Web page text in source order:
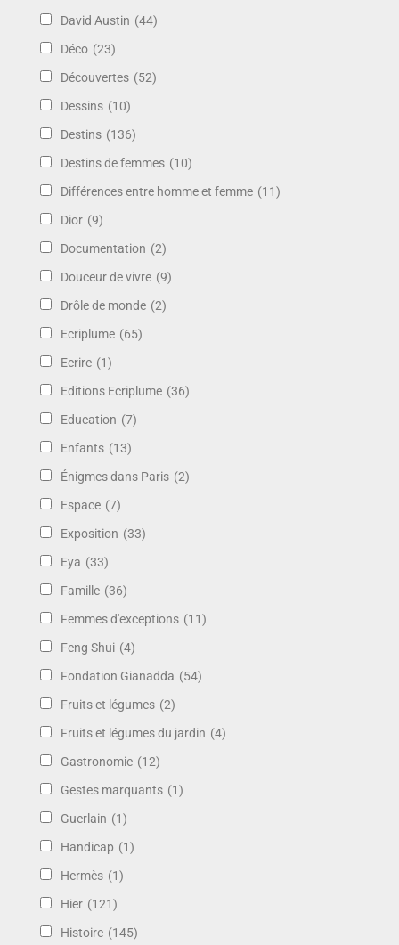
David Austin (44)
Déco (23)
Découvertes (52)
Dessins (10)
Destins (136)
Destins de femmes (10)
Différences entre homme et femme (11)
Dior (9)
Documentation (2)
Douceur de vivre (9)
Drôle de monde (2)
Ecriplume (65)
Ecrire (1)
Editions Ecriplume (36)
Education (7)
Enfants (13)
Énigmes dans Paris (2)
Espace (7)
Exposition (33)
Eya (33)
Famille (36)
Femmes d'exceptions (11)
Feng Shui (4)
Fondation Gianadda (54)
Fruits et légumes (2)
Fruits et légumes du jardin (4)
Gastronomie (12)
Gestes marquants (1)
Guerlain (1)
Handicap (1)
Hermès (1)
Hier (121)
Histoire (145)